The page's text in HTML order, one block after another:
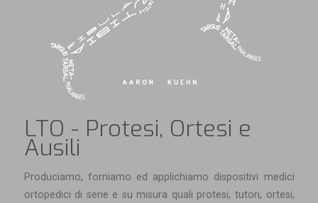
LTO - Protesi, Ortesi e
Ausili
Produciamo, forniamo ed applichiamo dispositivi medici
ortopedici di serie e su misura quali protesi, tutori, ortesi,